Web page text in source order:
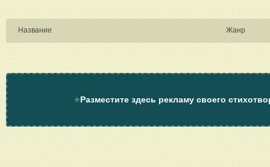
Название Жанр
⭐Разместите здесь рекламу своего